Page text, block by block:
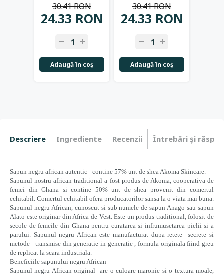
Miracle,...
24.33 RON
30.41 RON
Adaugă în coş
cafeina, 400ml
24.33 RON
30.41 RON
Adaugă în coş
Descriere Ingrediente Recenzii Întrebări şi
Sapun negru african autentic - contine 57% unt de shea Akoma Skincare.
Sapunul nostru african traditional a fost produs de Akoma, cooperativa de
femei din Ghana si contine 50% unt de shea provenit din comertul
echitabil. Comertul echitabil ofera producatorilor sansa la o viata mai buna.
Sapunul negru African, cunoscut si sub numele de sapun Anago sau sapun
Alato este originar din Africa de Vest. Este un produs traditional, folosit de
secole de femeile din Ghana pentru curatarea si infrumusetarea pielii si a
parului. Sapunul negru African este manufacturat dupa retete secrete si
metode transmise din generatie in generatie , formula originala fiind greu
de replicat la scara industriala.
Beneficiile sapunului negru African
Sapunul negru African original are o culoare maronie si o textura moale,